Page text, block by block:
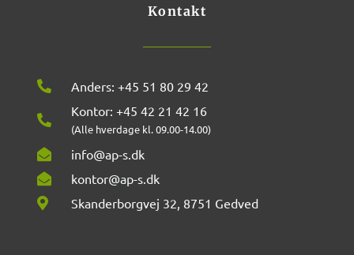
m
Kontakt
Anders: +45 51 80 29 42
Kontor: +45 42 21 42 16
(Alle hverdage kl. 09.00-14.00)
info@ap-s.dk
kontor@ap-s.dk
Skanderborgvej 32, 8751 Gedved